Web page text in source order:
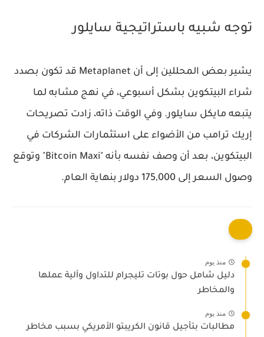
توجه شبيه باستراتيجية سايلور
يشير بعض المحللين إلى أن Metaplanet قد تكون بصدد
شراء البيتكوين بشكل أسبوعي، في نهج مشابه لما
يتبعه مايكل سايلور. وفي الوقت ذاته، زادت تصريحات
إريك ترامب من الأضواء على استثمارات الشركات في
البيتكوين، بعد أن وصف نفسه بأنه "Bitcoin Maxi" وتوقع
وصول السعر إلى 175,000 دولار بنهاية العام.
منذ يوم
دليل شامل حول بوتات تليجرام للتداول وآلية عملها
والمخاطر
منذ يوم
مطالبات بتأجيل قانون الكريبتو الأمريكي بسبب مخاطر